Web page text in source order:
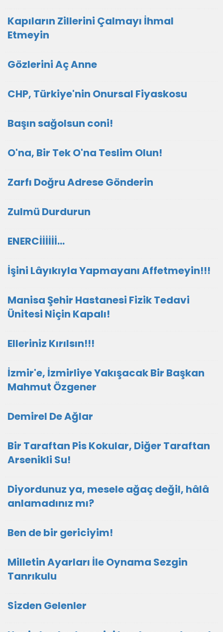
Kapıların Zillerini Çalmayı İhmal
Etmeyin
Gözlerini Aç Anne
CHP, Türkiye'nin Onursal Fiyaskosu
Başın sağolsun coni!
O'na, Bir Tek O'na Teslim Olun!
Zarfı Doğru Adrese Gönderin
Zulmü Durdurun
ENERCİİİİİİ...
İşini Lâyıkıyla Yapmayanı Affetmeyin!!!
Manisa Şehir Hastanesi Fizik Tedavi
Ünitesi Niçin Kapalı!
Elleriniz Kırılsın!!!
İzmir'e, İzmirliye Yakışacak Bir Başkan
Mahmut Özgener
Demirel De Ağlar
Bir Taraftan Pis Kokular, Diğer Taraftan
Arsenikli Su!
Diyordunuz ya, mesele ağaç değil, hâlâ
anlamadınız mı?
Ben de bir gericiyim!
Milletin Ayarları İle Oynama Sezgin
Tanrıkulu
Sizden Gelenler